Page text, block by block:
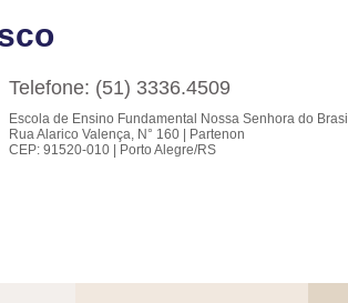
Telefone: (51) 3336.4509
Escola de Ensino Fundamental Nossa Senhora do Brasil
Rua Alarico Valença, N° 160 | Partenon
CEP: 91520-010 | Porto Alegre/RS